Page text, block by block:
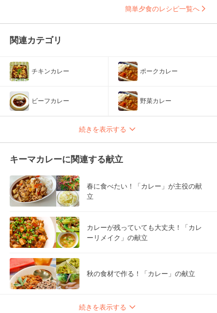
簡単夕食のレシピ一覧へ
関連カテゴリ
チキンカレー ポークカレー
ビーフカレー 野菜カレー
続きを表示する
キーマカレーに関連する献立
春に食べたい！「カレー」が主役の献
立
カレーが残っていても大丈夫！「カレ
ーリメイク」の献立
秋の食材で作る！「カレー」の献立
続きを表示する